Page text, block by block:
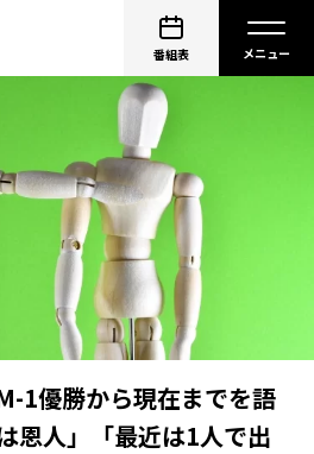
番組表
1優勝から現在までを語
恩人」「最近は1人で出